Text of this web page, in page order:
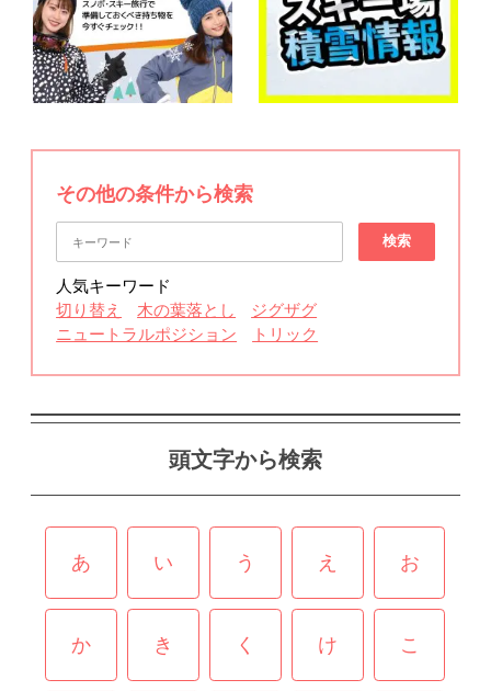
その他の条件から検索
検索
人気キーワード
切り替え
木の葉落とし
ジグザグ
ニュートラルポジション
トリック
頭文字から検索
あ い う え お
か き く け こ